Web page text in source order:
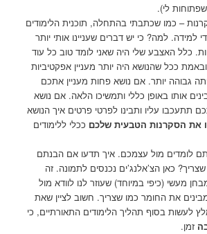
לי).
– כמו שכתבתי בהתחלה, תוכנית הלימודים
למידה. למה? כי יש דברים שעניינו אותי יותר
כלל האצבע שלי היה שאני לומד טוב כל עוד
ובאמת ככל שהנושא היה יותר מעניין אפקטיביות
גבוהה יותר. אם נושא פחות מעניין אתכם
אותו באופן כללי ותמשיכו הלאה. אם נושא
תתעכבו עליו ותבינו לפרטי פרטים איך הנושא
את הסקרנות הטבעית שלכם ככלי ללימודים
לומדים מול עצמכם. איך תדעו אם הבנתם
כאן הצ’אלנג’ים נכנסים לתמונה. זה
מעשי (כיפי במיוחד) שעוזר לנו לוודא מול
את החומר כמו שצריך. חשוב לציין שאת
לעשות בסוף תהליך הלימודים התאורתיים, כי
זמן.